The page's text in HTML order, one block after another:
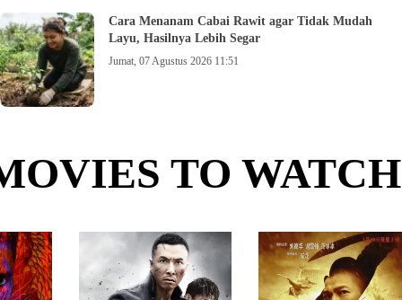
Cara Menanam Cabai Rawit agar Tidak Mudah
Layu, Hasilnya Lebih Segar
Jumat, 07 Agustus 2026 11:51
TO WATCH